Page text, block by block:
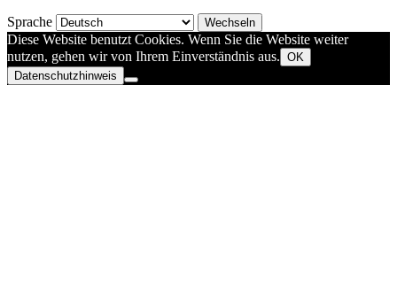
Sprache
Diese Website benutzt Cookies. Wenn Sie die Website weiter
nutzen, gehen wir von Ihrem Einverständnis aus. OK
Datenschutzhinweis